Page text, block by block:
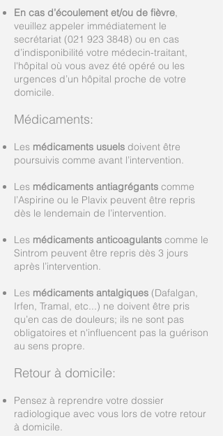
En cas d’écoulement et/ou de fièvre,
veuillez appeler immédiatement le
secrétariat (021 923 3848) ou en cas
d’indisponibilité votre médecin-traitant,
l'hôpital où vous avez été opéré ou les
urgences d’un hôpital proche de votre
domicile.
Médicaments:
Les médicaments usuels doivent être
poursuivis comme avant l’intervention.
Les médicaments antiagrégants comme
l’Aspirine ou le Plavix peuvent être repris
dès le lendemain de l’intervention.
Les médicaments anticoagulants comme le
Sintrom peuvent être repris dès 3 jours
après l’intervention.
Les médicaments antalgiques (Dafalgan,
Irfen, Tramal, etc...) ne doivent être pris
qu’en cas de douleurs; ils ne sont pas
obligatoires et n'influencent pas la guérison
au sens propre.
Retour à domicile:
Pensez à reprendre votre dossier
radiologique avec vous lors de votre retour
à domicile.